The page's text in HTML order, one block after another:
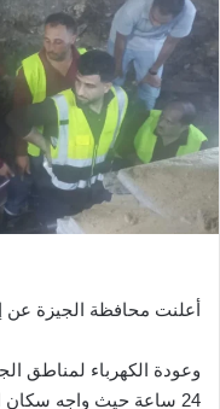
ر
ي
د
ا
إ
ل
ك
ت
ن
أعلنت محافظة الجيزة
وعودة الكهرباء لمناطق
24 ساعة حيث واجه سكان الهرم وفيصل والعمرانية